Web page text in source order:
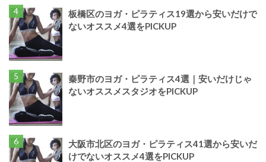
板橋区のヨガ・ピラティス19選から安いだけで
ないオススメ4選をPICKUP
秦野市のヨガ・ピラティス4選｜安いだけじゃ
ないオススメスタジオをPICKUP
大阪市北区のヨガ・ピラティス41選から安いだ
けでないオススメ4選をPICKUP